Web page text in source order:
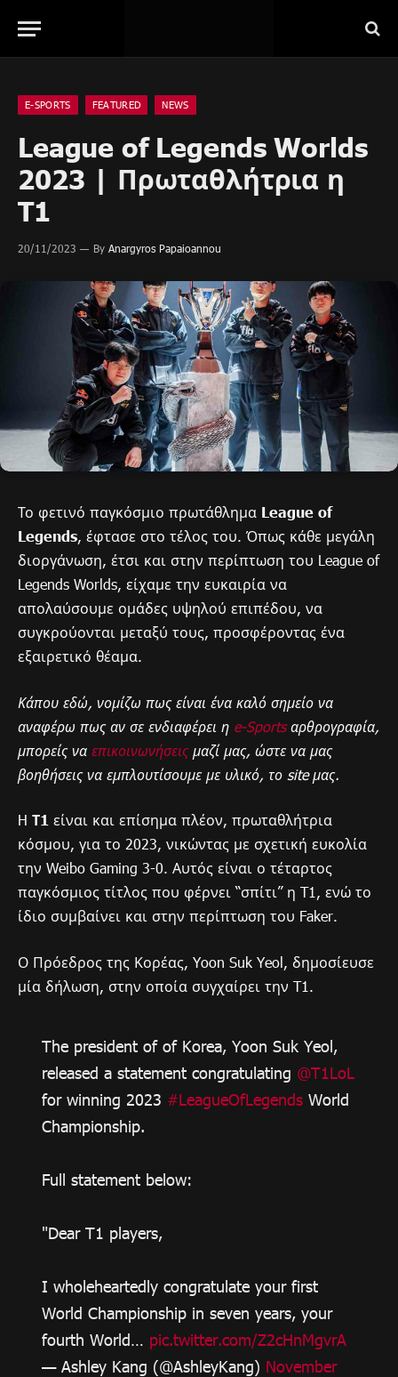
E-SPORTS FEATURED NEWS
League of Legends Worlds
2023 | Πρωταθλήτρια η
T1
20/11/2023 By Anargyros Papaioannou
Το φετινό παγκόσμιο πρωτάθλημα League of
Legends, έφτασε στο τέλος του. Όπως κάθε μεγάλη
διοργάνωση, έτσι και στην περίπτωση του League of
Legends Worlds, είχαμε την ευκαιρία να
απολαύσουμε ομάδες υψηλού επιπέδου, να
συγκρούονται μεταξύ τους, προσφέροντας ένα
εξαιρετικό θέαμα.
Κάπου εδώ, νομίζω πως είναι ένα καλό σημείο να
αναφέρω πως αν σε ενδιαφέρει η e-Sportsαρθρογραφία,
μπορείς να επικοινωνήσειςμαζί μας, ώστε να μας
βοηθήσεις να εμπλουτίσουμε με υλικό, το site μας.
H Τ1 είναι και επίσημα πλέον, πρωταθλήτρια
κόσμου, για το 2023, νικώντας με σχετική ευκολία
την Weibo Gaming 3-0. Αυτός είναι ο τέταρτος
παγκόσμιος τίτλος που φέρνει “σπίτι” η T1, ενώ το
ίδιο συμβαίνει και στην περίπτωση του Faker.
Ο Πρόεδρος της Κορέας, Yoon Suk Yeol, δημοσίευσε
μία δήλωση, στην οποία συγχαίρει την T1.
The president of of Korea, Yoon Suk Yeol,
released a statement congratulating @T1LoL
for winning 2023 #LeagueOfLegendsWorld
Championship.
Full statement below:
"Dear T1 players,
I wholeheartedly congratulate your first
World Championship in seven years, your
fourth World… pic.twitter.com/Z2cHnMgvrA
— Ashley Kang (@AshleyKang) November